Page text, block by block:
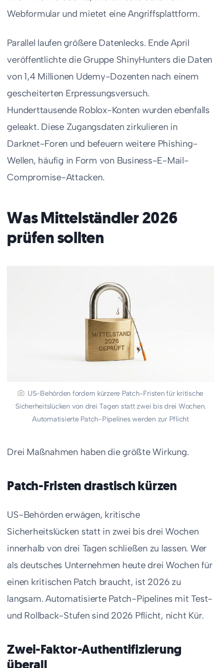
Webformular und mietet eine Angriffsplattform.
Parallel laufen größere Datenlecks. Ende April
veröffentlichte die Gruppe ShinyHunters die Daten
von 1,4 Millionen Udemy-Dozenten nach einem
gescheiterten Erpressungsversuch.
Hunderttausende Roblox-Konten wurden ebenfalls
geleakt. Diese Zugangsdaten zirkulieren in
Darknet-Foren und befeuern weitere Phishing-
Wellen, häufig in Form von Business-E-Mail-
Compromise-Attacken.
Was Mittelständler 2026
prüfen sollten
US-Behörden fordern kürzere Patch-Fristen für kritische
Sicherheitslücken von drei Tagen statt zwei bis drei Wochen.
Automatisierte Patch-Pipelines werden zur Pflicht
Drei Maßnahmen haben die größte Wirkung.
Patch-Fristen drastisch kürzen
US-Behörden erwägen, kritische
Sicherheitslücken statt in zwei bis drei Wochen
innerhalb von drei Tagen schließen zu lassen. Wer
als deutsches Unternehmen heute drei Wochen für
einen kritischen Patch braucht, ist 2026 zu
langsam. Automatisierte Patch-Pipelines mit Test-
und Rollback-Stufen sind 2026 Pflicht, nicht Kür.
Zwei-Faktor-Authentifizierung